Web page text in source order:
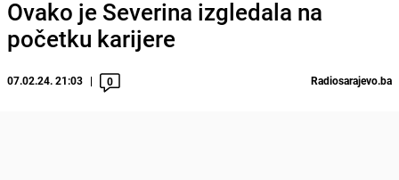
Ovako je Severina izgledala na
početku karijere
07.02.24. 21:03 0 Radiosarajevo.ba